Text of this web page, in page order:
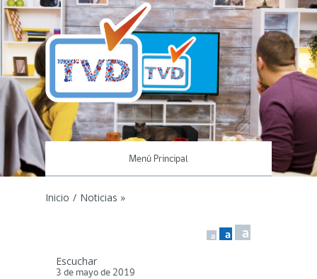
Menú Principal
Inicio / Noticias »
a a a
Escuchar
3 de mayo de 2019